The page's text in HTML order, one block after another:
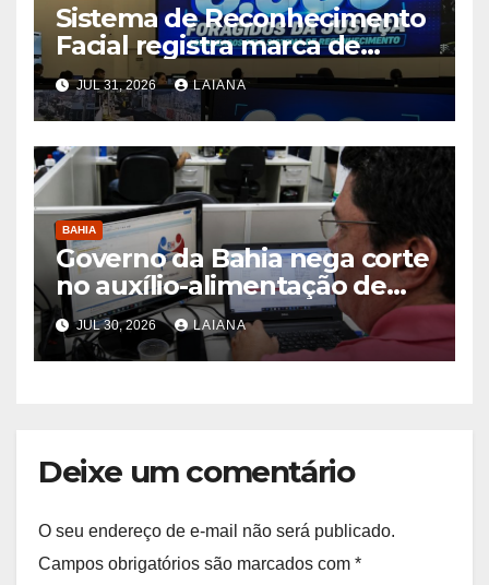
Sistema de Reconhecimento
Facial registra marca de
6.000 foragidos capturados
na Bahia, diz SSP
JUL 31, 2026 LAIANA
BAHIA
Governo da Bahia nega corte
no auxílio-alimentação de
servidores Reda
JUL 30, 2026 LAIANA
Deixe um comentário
O seu endereço de e-mail não será publicado.
Campos obrigatórios são marcados com *